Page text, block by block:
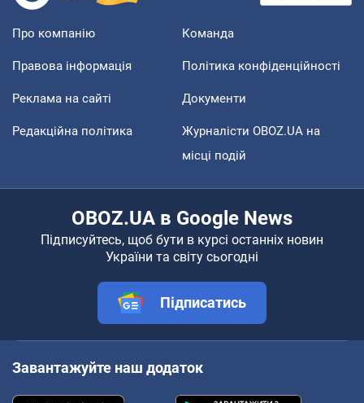
Про компанію Команда
Правова інформація Політика конфіденційності
Реклама на сайті Документи
Редакційна політика
Журналісти OBOZ.UA на
місці подій
OBOZ.UA в Google News
Підписуйтесь, щоб бути в курсі останніх новин
України та світу сьогодні
Підписатись
Завантажуйте наш додаток